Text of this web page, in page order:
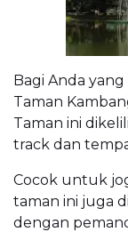
Bagi Anda
Taman
Taman ini
track dan
Cocok untuk
taman ini juga
dengan